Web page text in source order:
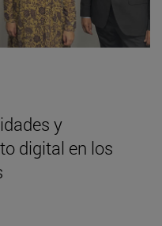
y
digital en los